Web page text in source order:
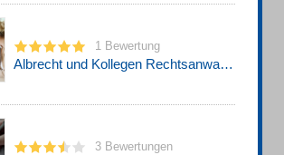
1 Bewertung
Albrecht und Kollegen Rechtsanwaltskanzlei
3 Bewertungen